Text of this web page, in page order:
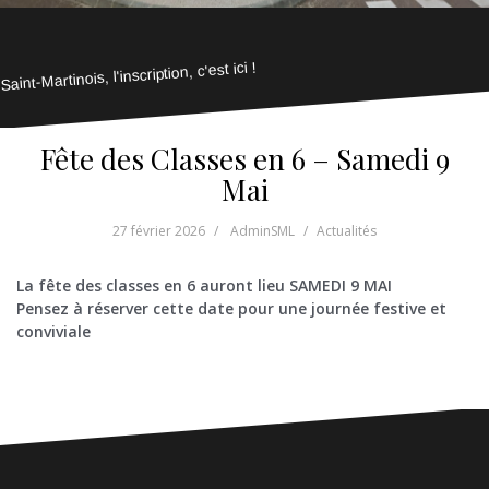
Saint-Martinois, l'inscription, c'est ici !
Fête des Classes en 6 – Samedi 9
Mai
27 février 2026 AdminSML Actualités
La fête des classes en 6 auront lieu SAMEDI 9 MAI
Pensez à réserver cette date pour une journée festive et
conviviale